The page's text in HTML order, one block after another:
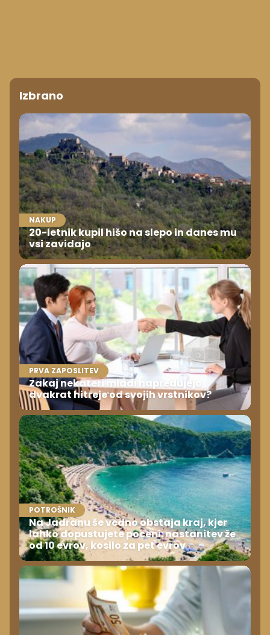
Izbrano
NAKUP
20-letnik kupil hišo na slepo in danes mu
vsi zavidajo
PRVA ZAPOSLITEV
Zakaj nekateri mladi napredujejo
dvakrat hitreje od svojih vrstnikov?
POTROŠNIK
Na Jadranu še vedno obstaja kraj, kjer
lahko dopustujete poceni: nastanitev že
od 10 evrov, kosilo za pet evrov